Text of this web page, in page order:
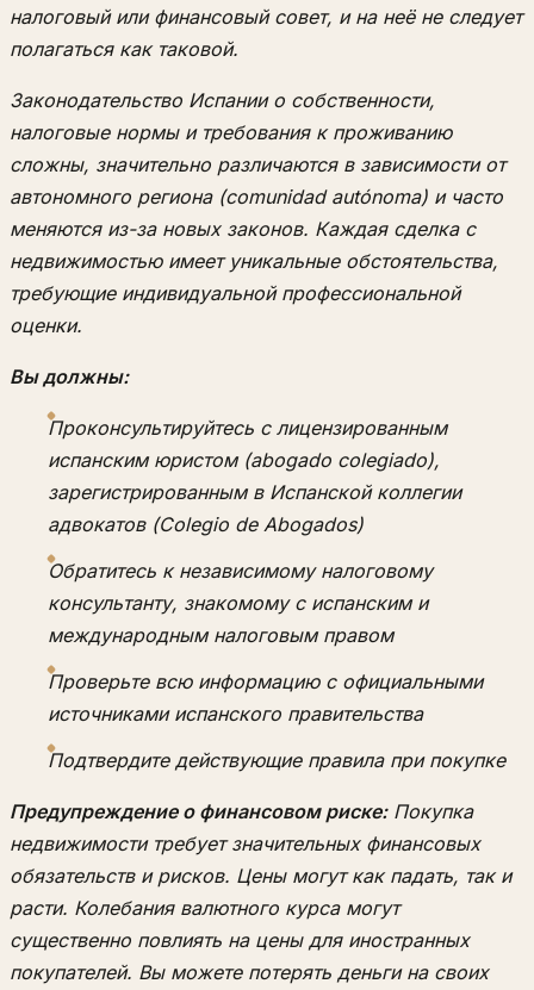
налоговый или финансовый совет, и на неё не следует
полагаться как таковой.
Законодательство Испании о собственности,
налоговые нормы и требования к проживанию
сложны, значительно различаются в зависимости от
автономного региона (comunidad autónoma) и часто
меняются из-за новых законов. Каждая сделка с
недвижимостью имеет уникальные обстоятельства,
требующие индивидуальной профессиональной
оценки.
Вы должны:
Проконсультируйтесь с лицензированным
испанским юристом (abogado colegiado),
зарегистрированным в Испанской коллегии
адвокатов (Colegio de Abogados)
Обратитесь к независимому налоговому
консультанту, знакомому с испанским и
международным налоговым правом
Проверьте всю информацию с официальными
источниками испанского правительства
Подтвердите действующие правила при покупке
Предупреждение о финансовом риске:Покупка
недвижимости требует значительных финансовых
обязательств и рисков. Цены могут как падать, так и
расти. Колебания валютного курса могут
существенно повлиять на цены для иностранных
покупателей. Вы можете потерять деньги на своих